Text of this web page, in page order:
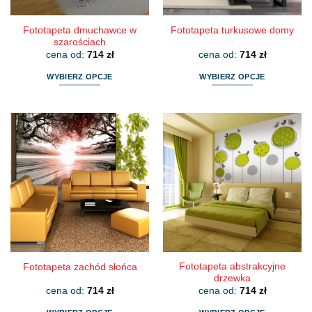
produktu produktu
Fototapeta dmuchawce w
szarościach
cena od: 714 zł
WYBIERZ OPCJE
ma
wiele
wariantów.
Opcje
wybrać
na
stronie
produktu
Fototapeta turkusowe domy
cena od: 714 zł
WYBIERZ OPCJE
wiele
wariantów.
Opcje
można
wybrać
na
stronie
produktu
Fototapeta zachód słońca
cena od: 714 zł
Fototapeta abstrakcyjne
drzewka
cena od: 714 zł